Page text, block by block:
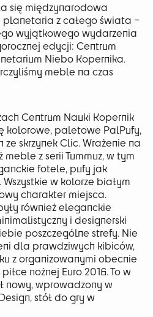
się międzynarodowa
planetaria z całego świata –
wyjątkowego wydarzenia
edycji: Centrum
Niebo Kopernika.
meble na czas
Centrum Nauki Kopernik
kolorowe, paletowe PalPufy,
skrzynek Clic. Wrażenie na
z serii Tummuz, w tym
fotele, pufy jak
w kolorze białym
charakter miejsca.
również eleganckie
i designerski
poszczególne strefy. Nie
dla prawdziwych kibiców,
z organizowanymi obecnie
nożnej Euro 2016. To w
nowy, wprowadzony w
stół do gry w